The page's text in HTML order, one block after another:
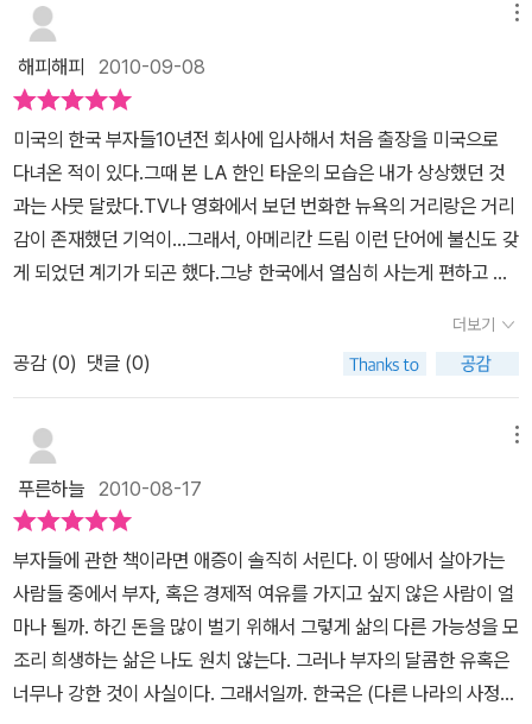
부하는 박종환 회장, 남모르게 미국 유학생과 2세들의 교육 장학금에
기부하고 있는 최경림 사장 등 이 책의 주인공 모두가 노블레스 오블
리제(Noblesse Oblige)를 몸소 실천으로 옮기고 있다. 대신 이 책
의 주인공 대부분이 이 부분에서는 오프 더 레코드를 고집해 그들의
베풂과 나눔, 재산의 사회 환원 계획은 이 책에 실지 못했다. 이러한
주인공들에게 저자는 ‘좋은 부자들(The Good Rich)’이라는 새로운
용어를 붙여주었다. 그리고 이 책을 통해 부자에 대한 인식이 바뀌었
으면 하는 희망도 내비쳤다. 중요한 것은 미국처럼 부자가 존경 받는
한국 사회가 되었으면 하는 것이다. 소크라테스는 “재산이 많은 사람
이 그 재산을 자랑하고 있더라도 그 돈을 어떻게 쓰는지 알 수 있을 때
지 모르지만, 부자로서 존경을 받기는 어렵다는 것을 말해주고 있다.
인으로서의 긍지, 미래에 대한 희망을 봤으면 좋겠다.
이 바로 성공으로 가는 지름길임을 결코 잊지 말라고 한다.요즈음 세
여러 가지 어려움이 있을 것으로 예상된다. 취업의 문은 더욱더 좁아
질것이고 경쟁의 치열함은 이전보다 더욱더 심할 것이다. 그렇다고
하여 자신의 인생을 시류에 맡겨 나약한 삶을 맡길 수는 없지 않겠는
가. 자신에게 부족한 부분이 있거나 잘못된 부분이 있다면 어떻게 헤
쳐 갔는지 성공한 자들의 모습에서 찾아 배우고 채워 가면 될 것이다.
어느 누구도 어려움 없이 순탄한 길로의 성공은 없었다. 당신 혹은 누
군가가 한때 실패하여 낙담하고 좌절하여 일어설 용기가 없다고 생각
하거나, 지금의 현실이 너무 힘들어 자신의 어깨를 짓누르고 있어 너
무 힘들어서 현실을 회피하려 하고 있다면, 맨손으로 일군 이 책의 주
없다고 한다. 밝은 면을 보려고 애쓰고 노력하는 것이 성공의 중요한
요소라고 한다. 사업하면서 어려움이 닥치면 그걸 내려놓으면 된다.
벽에 부딪히면 그에 맞게 생각하고 방법을 찾아 풀어나가면 된다. 스
스로 인정을 할 것은 인정하면 된다. 둘째, 돈보다 사람이 우선.책에
소개되는 부자들은 물론 돈도 많지만, 그 주변에 사람도 많다. 중요한
이야기다. 나는 사람이 떠나는 사람이냐, 모이는 사람이냐를 묻게 된
계기가 되었다. 이들은 사람과의 관계형성에 최선을 다한다. 돈보다
사람을 더 귀히 여긴다. 작은 일에 충실하고, 솔선수범하면서 사람들
다. 가족처럼 대한다. 사장보다 더 똑똑한 사람을 찾아 나서는 사장도
있다. 당연한 이야기지만, 좋은 회사는 좋은 사람이 많이 모여 있는 회
사이다. 결국 그 혜택은 회사에 돌아가는데, 대부분 경영자들의 생각
은 여기에 미치지 못한다. 이직률 높은 회사치고 좋은 회사 없다.셋째,
나눔과 베풂.나눔은 주로 안에서, 회사 내에서 이뤄진다. 직원들에게
급여를 주면서 베푼다는 생각은 잘 못된 것이다. 회사가 성장하고, 매
출이 오르면 직원들에게도 혜택이 돌아가는 것은 당연하다. 그러나
대부분의 기업주들은 너무 자주 ‘힘들다. 못해먹겠다. 문 닫아야겠
다.’소리를 입에 달고 산다. 왜 직원들에게 그 책임을 전가하는가? 경
영자 잘못이 더 크지 않은가? 정말 힘들면 닫아야지. 아니 계속 열어
놓고 싶어도 닫힐 텐데..입으로만 죽겠다고 소리 지르며 직원들에게
스트레스 팍팍 주는 회사치고, 진짜 죽거나 문 닫은 회사 별로 없다.책
절대 큰돈을 만질 수가 없다. 그러나 회사나 기업을 운영하면서 사업
실이다. 그렇다고 전부가 다 이윤을 많이 남기는 것은 절대 아니다. 정
말 열심히 일하고 했는데에도 불구하고 수많은 부도가 발생하여 하루
아침에 문을 닫는 경우도 많이 발생하기 때문이다. 그래서 예로부터
부자라는 것은 하늘이 점지해준다 라는 말이 설득력 있게 들린다. 돈
은 때가 잘 맞아야 잘 벌 수 있기 때문이다. 이렇게 열심히 노력하여
많은 이윤을 남겨서 돈을 많이 번 자수성가형 기업가들이 주변에 많
이 있다. 정말 대단하고 존경을 표한다. 역시 그 성공 뒤에는 남모를
열정과 함께 인력관리의 섬세함이 존재했으리라 믿는다. 그리고 그렇
게 성공한 기업가들이 뭔가 남다른 가치관과 기업관으로 인하여 행하
는 점이다. 정말 어렵게 번 돈을 그렇게 쓰기가 쉽지 않을 것인데 말이
다. 그래서 이런 CEO 들에게는 존경의 마음을 가질 수밖에 없는 것
이다. 긍정적인 마인드를 갖고서 좋은 관계의 형성으로 나눔과 베품,
기부와 봉사, 사회 환원 등을 부자의 의무로 생각하는 당당한 기업인
들의 이야기가 잔잔한 감동을 주고 있다. 특히 우리나라도 아닌 미국
이라는 타국에서 갖은 어려움과 난관을 극복하고 성공해 낸 그 멋진
모습에 온 몸을 다하는 힘찬 박수를 보내고 싶다. 신뢰와 커뮤니케이
션으로 정상에 올라선 이덕선 회장, 고객 감동 서비스로 성공을 이룬
해피해피 2010-09-08
미국의 한국 부자들10년전 회사에 입사해서 처음 출장을 미국으로
다녀온 적이 있다.그때 본 LA 한인 타운의 모습은 내가 상상했던 것
과는 사뭇 달랐다.TV나 영화에서 보던 번화한 뉴욕의 거리랑은 거리
감이 존재했던 기억이...그래서, 아메리칸 드림 이런 단어에 불신도 갖
게 되었던 계기가 되곤 했다.그냥 한국에서 열심히 사는게 편하고 좋
이야기 책을 읽어보았는데, 우리 나라 사람이 주인공이 되고,10명이
나 나오는 책은 처음이다.그리고 실제 성공을 거둔 우리 한국 사람들
의 성공 스토리는, 같은 민족이라 그런지..같이 성공한거 같고 왠지 기
분이 좋다.그들의 이야기는 하나같이 다 사연이 있다.각각 자라온 환
경, 시대 등이 다르고, 성공한 분야도 다르지만....이들이 공통점은 있
다. 낯선 나라에서 어려움 가운데서도 도전했고, 성공했다는 점이다.
나라면? 과연.. 도전은 해볼수 있었을까?사실 이 책은 채동석 사장님
과 이경은 사장님 이야기가 가장 궁금해서 보게 된 책이다.학력도 짧
고, 농사만 해오던 채동석 사장은, 누나의 권유로 멀리 미국으로 떠난
다.거기서 완전 처음부터 시작했던 그는, 성실함과 근면함으로 인정
받아...정말 말 그대로 아메리칸 드림을 이룬다.식료품 가게서 일도 하
고, 청소, 세차장, 배달 등등.. 다양한 일을 했다.그러다가 튀김집을 하
더보기
공감 (0) 댓글 (0)
푸른하늘 2010-08-17
부자들에 관한 책이라면 애증이 솔직히 서린다. 이 땅에서 살아가는
사람들 중에서 부자, 혹은 경제적 여유를 가지고 싶지 않은 사람이 얼
마나 될까. 하긴 돈을 많이 벌기 위해서 그렇게 삶의 다른 가능성을 모
조리 희생하는 삶은 나도 원치 않는다. 그러나 부자의 달콤한 유혹은
너무나 강한 것이 사실이다. 그래서일까. 한국은 (다른 나라의 사정은